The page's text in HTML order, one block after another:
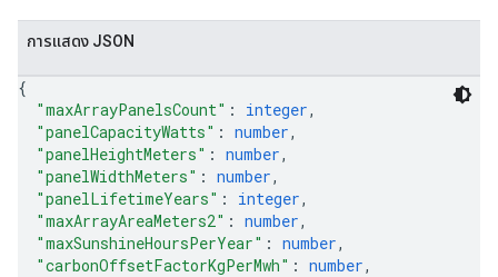
การแสดง JSON
{
"maxArrayPanelsCount" : integer,
"panelCapacityWatts" : number,
"panelHeightMeters" : number,
"panelWidthMeters" : number,
"panelLifetimeYears" : integer,
"maxArrayAreaMeters2" : number,
"maxSunshineHoursPerYear" : number,
"carbonOffsetFactorKgPerMwh" : number,